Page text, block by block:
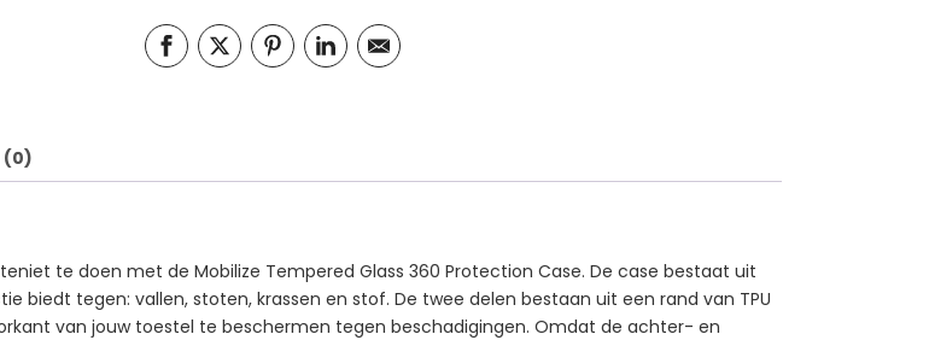
(0)
te doen met de Mobilize Tempered Glass 360 Protection Case. De case bestaat uit
biedt tegen: vallen, stoten, krassen en stof. De twee delen bestaan uit een rand van TPU
van jouw toestel te beschermen tegen beschadigingen. Omdat de achter- en